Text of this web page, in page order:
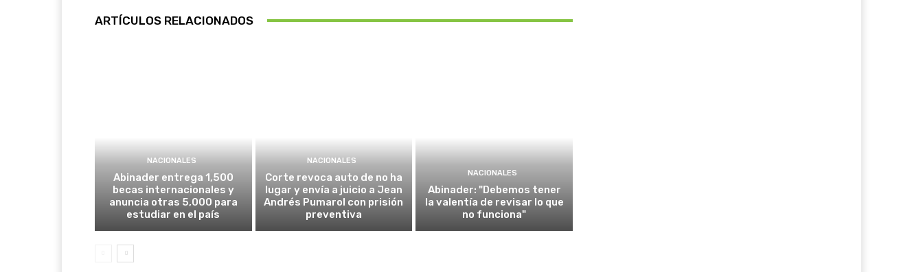
ARTÍCULOS RELACIONADOS
NACIONALES
Abinader entrega 1,500
becas internacionales y
anuncia otras 5,000 para
estudiar en el país
NACIONALES
Corte revoca auto de no ha
lugar y envía a juicio a Jean
Andrés Pumarol con prisión
preventiva
NACIONALES
Abinader: "Debemos tener
la valentía de revisar lo que
no funciona"